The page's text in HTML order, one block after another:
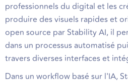
professionnels du digital et les
produire des visuels rapides et
open source par Stability AI, il
dans un processus automatisé
travers diverses interfaces et
Dans un workflow basé sur l'IA,